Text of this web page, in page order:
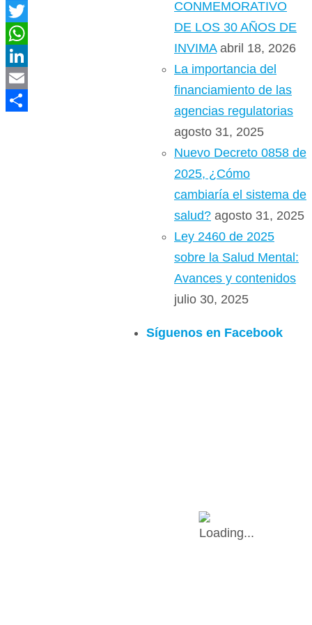
Facebook
Twitter
WhatsApp
LinkedIn
Email
CONMEMORATIVO
DE LOS 30 AÑOS DE
INVIMA abril 18, 2026
La importancia del
financiamiento de las
agencias regulatorias
agosto 31, 2025
Nuevo Decreto 0858 de
2025, ¿Cómo
cambiaría el sistema de
salud? agosto 31, 2025
Ley 2460 de 2025
sobre la Salud Mental:
Avances y contenidos
julio 30, 2025
Síguenos en Facebook